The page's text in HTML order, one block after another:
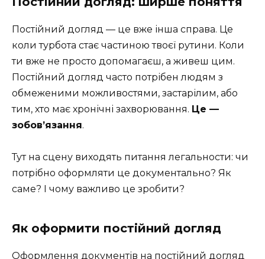
Постійний догляд — це вже інша справа. Це
коли турбота стає частиною твоєї рутини. Коли
ти вже не просто допомагаєш, а живеш цим.
Постійний догляд часто потрібен людям з
обмеженими можливостями, застарілим, або
тим, хто має хронічні захворювання. Це —
зобов’язання.
Тут на сцену виходять питання легальности: чи
потрібно оформляти це документально? Як
саме? І чому важливо це зробити?
Як оформити постійний догляд
Оформлення документів на постійний догляд